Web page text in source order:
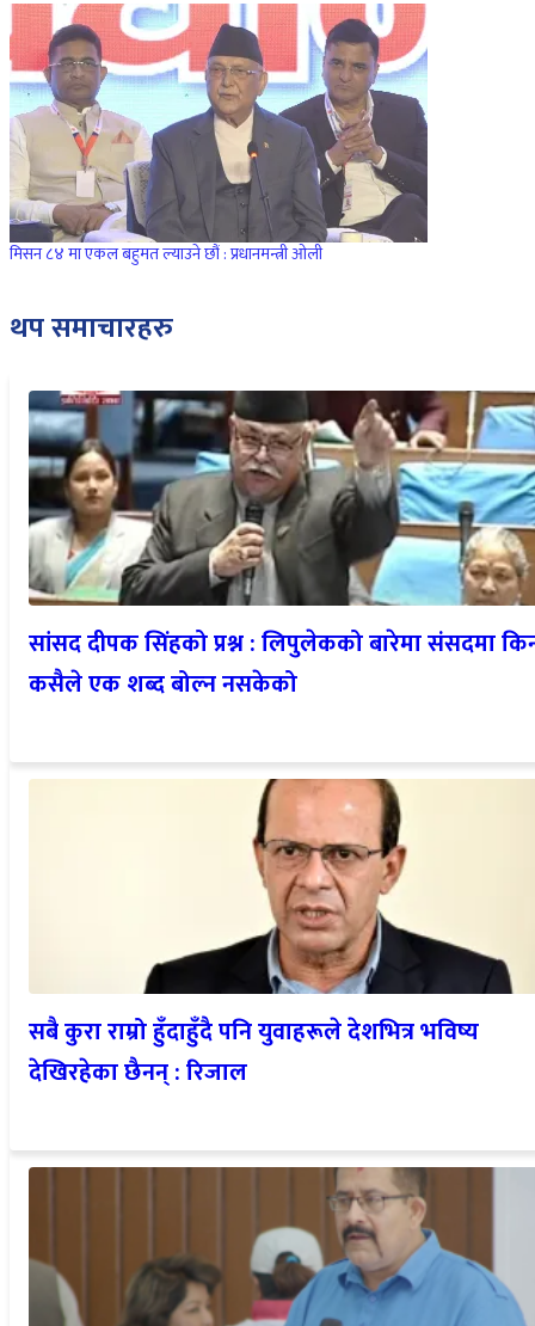
मिसन ८४ मा एकल बहुमत ल्याउने छौं : प्रधानमन्त्री ओली
थप समाचारहरु
सांसद दीपक सिंहको प्रश्न : लिपुलेकको बारेमा संसदमा
कसैले एक शब्द बोल्न नसकेको
सबै कुरा राम्रो हुँदाहुँदै पनि युवाहरूले देशभित्र भविष्य
देखिरहेका छैनन् : रिजाल